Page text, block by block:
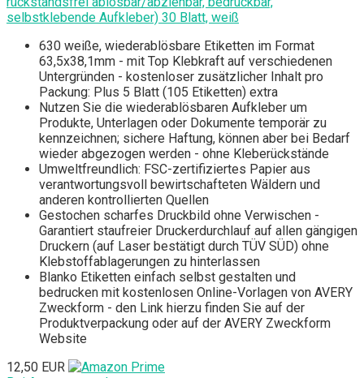
selbstklebende Aufkleber) 30 Blatt, weiß
630 weiße, wiederablösbare Etiketten im Format
63,5x38,1mm - mit Top Klebkraft auf verschiedenen
Untergründen - kostenloser zusätzlicher Inhalt pro
Packung: Plus 5 Blatt (105 Etiketten) extra
Nutzen Sie die wiederablösbaren Aufkleber um
Produkte, Unterlagen oder Dokumente temporär zu
kennzeichnen; sichere Haftung, können aber bei Bedarf
wieder abgezogen werden - ohne Kleberückstände
Umweltfreundlich: FSC-zertifiziertes Papier aus
verantwortungsvoll bewirtschafteten Wäldern und
anderen kontrollierten Quellen
Gestochen scharfes Druckbild ohne Verwischen -
Garantiert staufreier Druckerdurchlauf auf allen gängigen
Druckern (auf Laser bestätigt durch TÜV SÜD) ohne
Klebstoffablagerungen zu hinterlassen
Blanko Etiketten einfach selbst gestalten und
bedrucken mit kostenlosen Online-Vorlagen von AVERY
Zweckform - den Link hierzu finden Sie auf der
Produktverpackung oder auf der AVERY Zweckform
Website
12,50 EUR